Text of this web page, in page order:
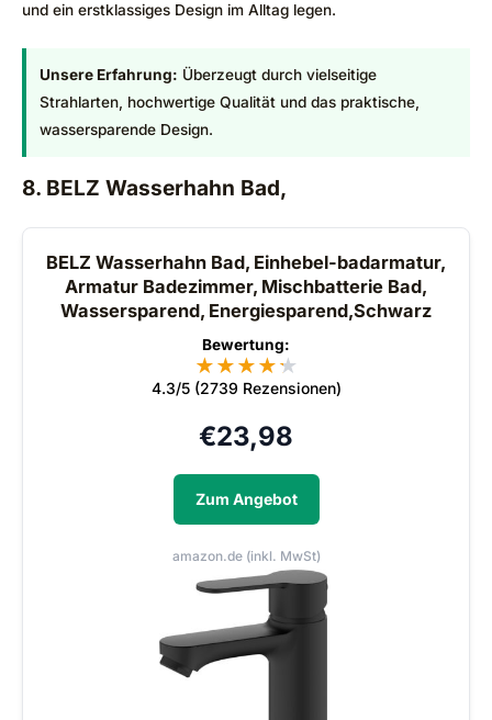
und ein erstklassiges Design im Alltag legen.
Unsere Erfahrung: Überzeugt durch vielseitige
Strahlarten, hochwertige Qualität und das praktische,
wassersparende Design.
8. BELZ Wasserhahn Bad,
BELZ Wasserhahn Bad, Einhebel-badarmatur,
Armatur Badezimmer, Mischbatterie Bad,
Wassersparend, Energiesparend,Schwarz
Bewertung:
★★★★★
★
4.3/5 (2739 Rezensionen)
€23,98
Zum Angebot
amazon.de (inkl. MwSt)